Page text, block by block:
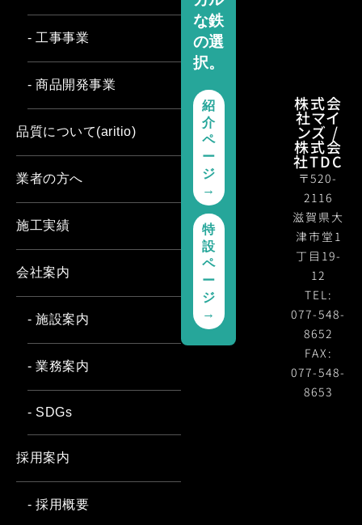
株式会
社マイ
ンズ /
株式会
社TDC
〒520-
2116
滋賀県大
津市堂1
丁目19-
12
TEL:
077-548-
8652
FAX:
077-548-
8653
な鉄
の選
択。
紹
介
ペ
ー
ジ
→
特
設
ペ
ー
ジ
→
- 工事事業
- 商品開発事業
品質について(aritio)
業者の方へ
施工実績
会社案内
- 施設案内
- 業務案内
- SDGs
採用案内
- 採用概要